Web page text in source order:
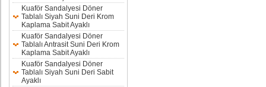
Kuaför Sandalyesi Döner
Tablalı Siyah Suni Deri Krom
Kaplama Sabit Ayaklı
Kuaför Sandalyesi Döner
Tablalı Antrasit Suni Deri Krom
Kaplama Sabit Ayaklı
Kuaför Sandalyesi Döner
Tablalı Siyah Suni Deri Sabit
Ayaklı